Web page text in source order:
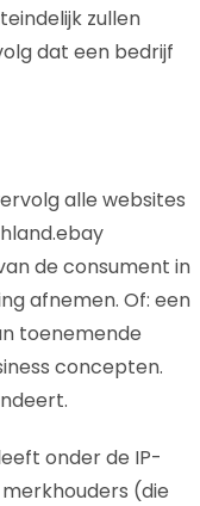
zullen
dat een bedrijf
alle websites
de consument in
afnemen. Of: een
toenemende
concepten.
onder de IP-
(die